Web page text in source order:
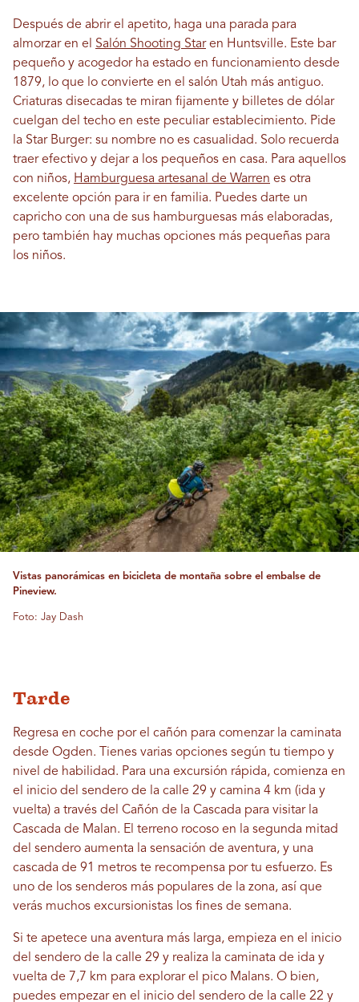
Después de abrir el apetito, haga una parada para
almorzar en el Salón Shooting Staren Huntsville. Este bar
pequeño y acogedor ha estado en funcionamiento desde
1879, lo que lo convierte en el salón Utah más antiguo.
Criaturas disecadas te miran fijamente y billetes de dólar
cuelgan del techo en este peculiar establecimiento. Pide
la Star Burger: su nombre no es casualidad. Solo recuerda
traer efectivo y dejar a los pequeños en casa. Para aquellos
con niños, Hamburguesa artesanal de Warren es otra
excelente opción para ir en familia. Puedes darte un
capricho con una de sus hamburguesas más elaboradas,
pero también hay muchas opciones más pequeñas para
los niños.
Vistas panorámicas en bicicleta de montaña sobre el embalse de
Pineview.
Foto: Jay Dash
Tarde
Regresa en coche por el cañón para comenzar la caminata
desde Ogden. Tienes varias opciones según tu tiempo y
nivel de habilidad. Para una excursión rápida, comienza en
el inicio del sendero de la calle 29 y camina 4 km (ida y
vuelta) a través del Cañón de la Cascada para visitar la
Cascada de Malan. El terreno rocoso en la segunda mitad
del sendero aumenta la sensación de aventura, y una
cascada de 91 metros te recompensa por tu esfuerzo. Es
uno de los senderos más populares de la zona, así que
verás muchos excursionistas los fines de semana.
Si te apetece una aventura más larga, empieza en el inicio
del sendero de la calle 29 y realiza la caminata de ida y
vuelta de 7,7 km para explorar el pico Malans. O bien,
puedes empezar en el inicio del sendero de la calle 22 y